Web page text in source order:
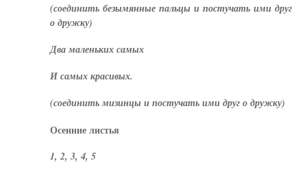
(соединить безымянные пальцы и постучать ими друг
о дружку)
Два маленьких самых
И самых красивых.
(соединить мизинцы и постучать ими друг о дружку)
Осенние листья
1, 2, 3, 4, 5